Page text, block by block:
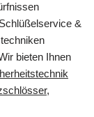
&
bieten Ihnen